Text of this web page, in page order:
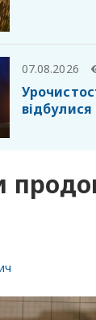
07.08.2026
відбулися